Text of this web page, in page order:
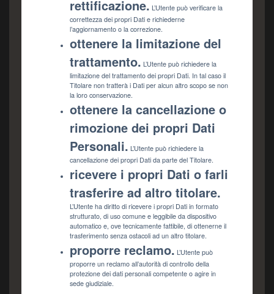
rettificazione. L’Utente può verificare la
correttezza dei propri Dati e richiederne
l’aggiornamento o la correzione.
ottenere la limitazione del
trattamento. L’Utente può richiedere la
limitazione del trattamento dei propri Dati. In tal caso il
Titolare non tratterà i Dati per alcun altro scopo se non
la loro conservazione.
ottenere la cancellazione o
rimozione dei propri Dati
Personali. L’Utente può richiedere la
cancellazione dei propri Dati da parte del Titolare.
ricevere i propri Dati o farli
trasferire ad altro titolare.
L’Utente ha diritto di ricevere i propri Dati in formato
strutturato, di uso comune e leggibile da dispositivo
automatico e, ove tecnicamente fattibile, di ottenerne il
trasferimento senza ostacoli ad un altro titolare.
proporre reclamo. L’Utente può
proporre un reclamo all’autorità di controllo della
protezione dei dati personali competente o agire in
sede giudiziale.